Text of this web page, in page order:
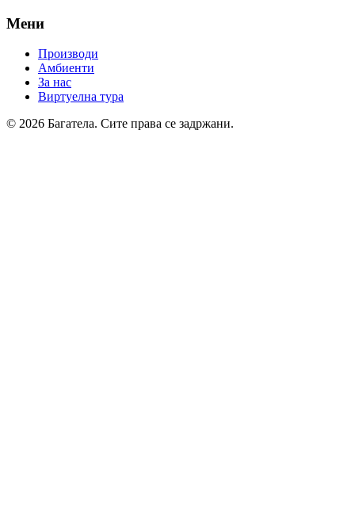
Мени
Производи
Амбиенти
За нас
Виртуелна тура
© 2026 Багатела. Сите права се задржани.